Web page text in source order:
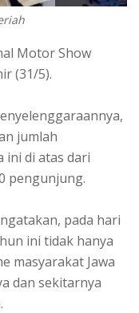
Motor Show
(31/5).
jumlah
ini di atas dari
pengunjung.
pada hari
ini tidak hanya
masyarakat Jawa
dan sekitarnya